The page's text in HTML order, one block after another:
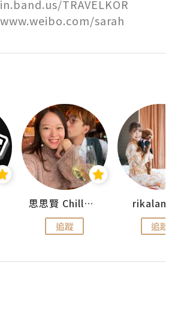
TRAVELKOR
sarah
思思賢 ChillMyBabe
追蹤 追蹤